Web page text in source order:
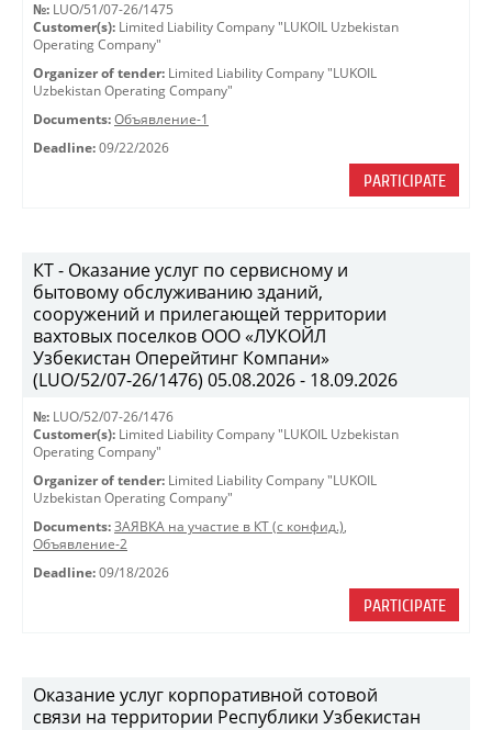
№: LUO/51/07-26/1475
Customer(s): Limited Liability Company "LUKOIL Uzbekistan
Operating Company"
Organizer of tender: Limited Liability Company "LUKOIL
Uzbekistan Operating Company"
Documents: Объявление-1
Deadline: 09/22/2026
PARTICIPATE
КТ - Оказание услуг по сервисному и
бытовому обслуживанию зданий,
сооружений и прилегающей территории
вахтовых поселков ООО «ЛУКОЙЛ
Узбекистан Оперейтинг Компани»
(LUO/52/07-26/1476) 05.08.2026 - 18.09.2026
№: LUO/52/07-26/1476
Customer(s): Limited Liability Company "LUKOIL Uzbekistan
Operating Company"
Organizer of tender: Limited Liability Company "LUKOIL
Uzbekistan Operating Company"
Documents: ЗАЯВКА на участие в КТ (с конфид.),
Объявление-2
Deadline: 09/18/2026
PARTICIPATE
Оказание услуг корпоративной сотовой
связи на территории Республики Узбекистан